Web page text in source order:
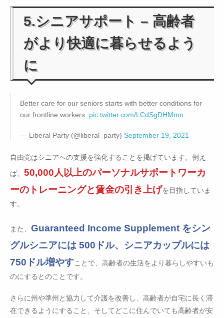
5.シニアサポート – 高齢者
がより快適に暮らせるよう
に
Better care for our seniors starts with better conditions for
our frontline workers. pic.twitter.com/LCdSgDHMmn
— Liberal Party (@liberal_party) September 19, 2021
自由党はシニアへの支援を強化することを掲げています。例え
ば、 50,000人以上のパーソナルサポートワーカ
ーのトレーニングと賃金の引き上げを目指していま
す。
また、 Guaranteed Income Supplement をシン
グルシニアには 500ドル、シニアカップルには
750ドル増やすことで、高齢者の生活をより暮らしやすいも
のにするとのことです。
さらに州や準州と協力して介護を改善し、高齢者が自宅に長く滞
在できるようにすること、そしてどこに住んでいても高齢者が安